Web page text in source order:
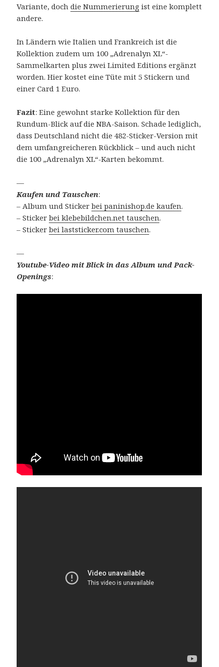
Variante, dochdie Nummerierung ist eine komplett
andere.
In Ländern wie Italien und Frankreich ist die
Kollektion zudem um 100 „Adrenalyn XL“-
Sammelkarten plus zwei Limited Editions ergänzt
worden. Hier kostet eine Tüte mit 5 Stickern und
einer Card 1 Euro.
Fazit: Eine gewohnt starke Kollektion für den
Rundum-Blick auf die NBA-Saison. Schade lediglich,
dass Deutschland nicht die 482-Sticker-Version mit
dem umfangreicheren Rückblick – und auch nicht
die 100 „Adrenalyn XL“-Karten bekommt.
—
Kaufen und Tauschen:
– Album und Stickerbei paninishop.de kaufen.
– Stickerbei klebebildchen.net tauschen.
– Stickerbei laststicker.com tauschen.
—
Youtube-Video mit Blick in das Album und Pack-
Openings: